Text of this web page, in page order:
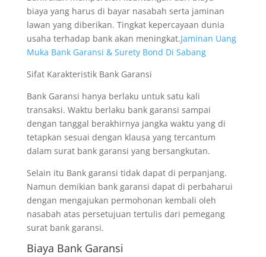
biaya yang harus di bayar nasabah serta jaminan
lawan yang diberikan. Tingkat kepercayaan dunia
usaha terhadap bank akan meningkat.Jaminan Uang
Muka Bank Garansi & Surety Bond Di Sabang
Sifat Karakteristik Bank Garansi
Bank Garansi hanya berlaku untuk satu kali
transaksi. Waktu berlaku bank garansi sampai
dengan tanggal berakhirnya jangka waktu yang di
tetapkan sesuai dengan klausa yang tercantum
dalam surat bank garansi yang bersangkutan.
Selain itu Bank garansi tidak dapat di perpanjang.
Namun demikian bank garansi dapat di perbaharui
dengan mengajukan permohonan kembali oleh
nasabah atas persetujuan tertulis dari pemegang
surat bank garansi.
Biaya Bank Garansi